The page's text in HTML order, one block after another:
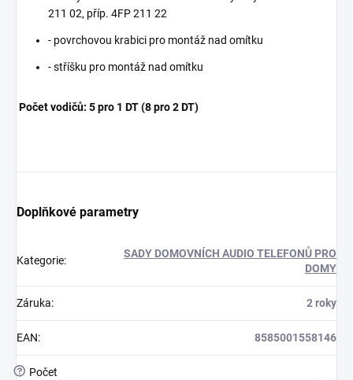
211 02, příp. 4FP 211 22
- povrchovou krabici pro montáž nad omítku
- stříšku pro montáž nad omítku
Počet vodičů: 5 pro 1 DT (8 pro 2 DT)
Doplňkové parametry
Kategorie:
SADY DOMOVNÍCH AUDIO TELEFONŮ PRO
DOMY
Záruka: 2 roky
EAN: 8585001558146
?
Počet